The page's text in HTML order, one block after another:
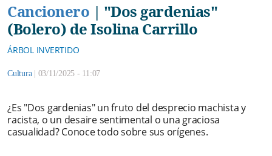
Cancionero | "Dos gardenias"
(Bolero) de Isolina Carrillo
ÁRBOL INVERTIDO
Cultura 03/11/2025 - 11:07
¿Es "Dos gardenias" un fruto del desprecio machista y
racista, o un desaire sentimental o una graciosa
casualidad? Conoce todo sobre sus orígenes.